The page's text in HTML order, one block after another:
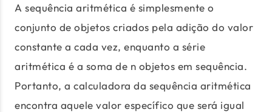
A sequência aritmética é simplesmente o
conjunto de objetos criados pela adição do valor
constante a cada vez, enquanto a série
aritmética é a soma de n objetos em sequência.
Portanto, a calculadora da sequência aritmética
encontra aquele valor específico que será igual